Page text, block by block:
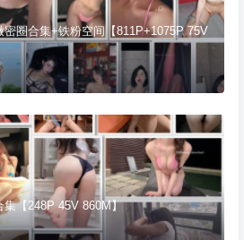
圈合集+铁粉空间【811P+1075P 75V
【248P 45V 860M】